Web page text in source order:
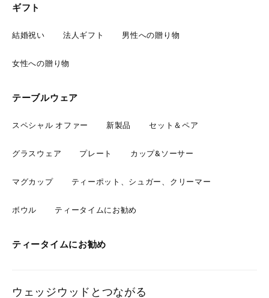
ギフト
結婚祝い 法人ギフト 男性への贈り物
女性への贈り物
テーブルウェア
スペシャル オファー 新製品 セット＆ペア
グラスウェア プレート カップ&ソーサー
マグカップ ティーポット、シュガー、クリーマー
ボウル ティータイムにお勧め
ティータイムにお勧め
ウェッジウッドとつながる